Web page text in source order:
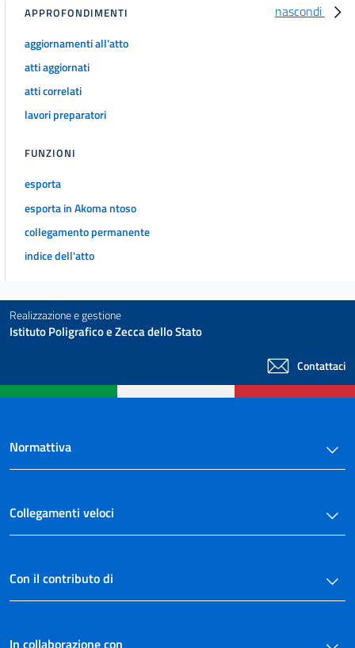
nascondi
APPROFONDIMENTI
aggiornamenti all'atto
atti aggiornati
atti correlati
lavori preparatori
FUNZIONI
esporta
esporta in Akoma ntoso
collegamento permanente
indice dell'atto
Realizzazione e gestione
Istituto Poligrafico e Zecca dello Stato
Contattaci
Normattiva
Collegamenti veloci
Con il contributo di
In collaborazione con